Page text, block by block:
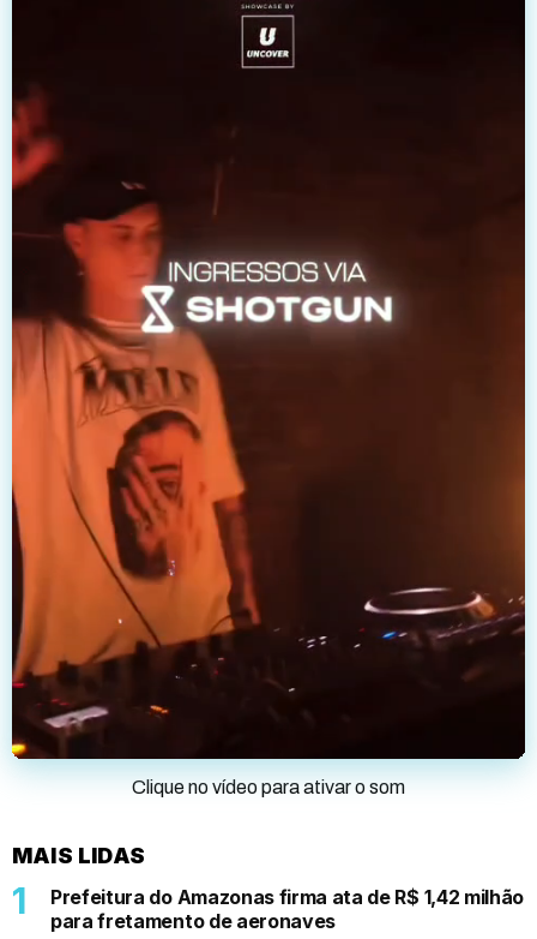
Clique no vídeo para ativar o som
MAIS LIDAS
Prefeitura do Amazonas firma ata de R$ 1,42 milhão
para fretamento de aeronaves